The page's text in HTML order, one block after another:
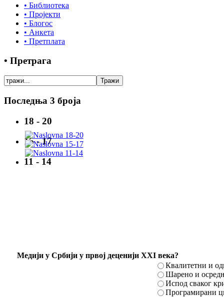
• Библиотека
• Пројекти
• Блогос
• Анкета
• Претплата
• Претрага
Последња 3 броја
18 - 20
15 - 17
11 - 14
Mедији у Србији у првој деценији XXI века?
Квалитетни и
Шарено и
Испод сваког
Програмирани